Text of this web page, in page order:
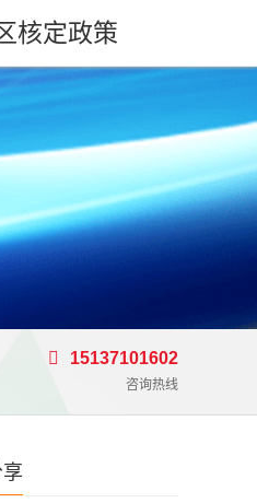
核定政策
15137101602
咨询热线